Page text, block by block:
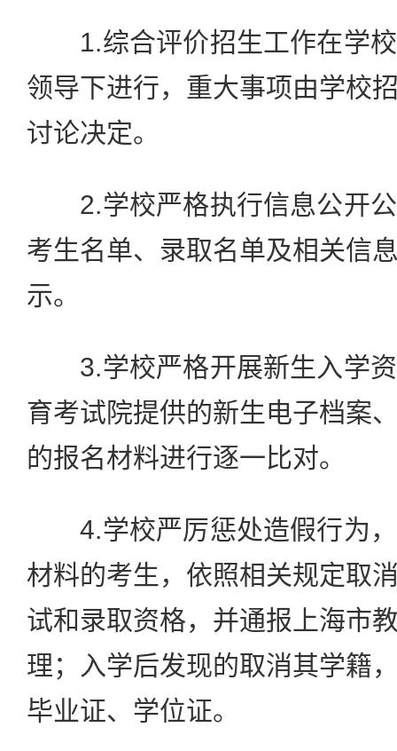
1.综合评价招生工作在学校
领导下进行，重大事项由学校
讨论决定。
2.学校严格执行信息公开公
考生名单、录取名单及相关信
示。
3.学校严格开展新生入学资
育考试院提供的新生电子档案
的报名材料进行逐一比对。
4.学校严厉惩处造假行为，
材料的考生，依照相关规定取
试和录取资格，并通报上海市
理；入学后发现的取消其学籍
毕业证、学位证。